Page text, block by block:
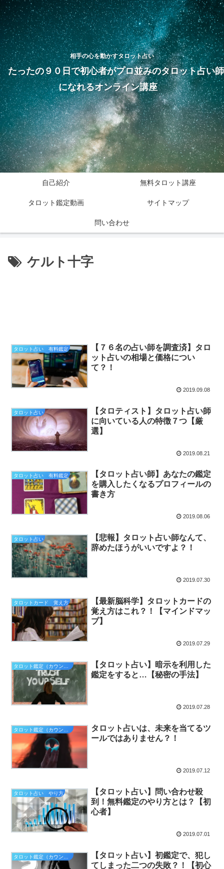
相手の心を動かすタロット占い
たったの９０日で初心者がプロ並みのタロット占い師
になれるオンライン講座
自己紹介 無料タロット講座
タロット鑑定動画 サイトマップ
問い合わせ
ケルト十字
タロット占い 有料鑑定
【７６名の占い師を調査済】タロ
ット占いの相場と価格につい
て？！
2019.09.08
タロット占い
【タロティスト】タロット占い師
に向いている人の特徴７つ【厳
選】
2019.08.21
タロット占い 有料鑑定
【タロット占い師】あなたの鑑定
を購入したくなるプロフィールの
書き方
2019.08.06
タロット占い
【悲報】タロット占い師なんて、
辞めたほうがいいですよ？！
2019.07.30
タロットカード 覚え方
【最新脳科学】タロットカードの
覚え方はこれ？！【マインドマッ
プ】
2019.07.29
タロット鑑定（カウンセリング）
【タロット占い】暗示を利用した
鑑定をすると…【秘密の手法】
2019.07.28
タロット占いは、未来を当てるツ
ールではありません？！
2019.07.12
タロット占い やり方
【タロット占い】問い合わせ殺
到！無料鑑定のやり方とは？【初
心者】
2019.07.01
【タロット占い】初鑑定で、犯し
てしまった二つの失敗？！【初心